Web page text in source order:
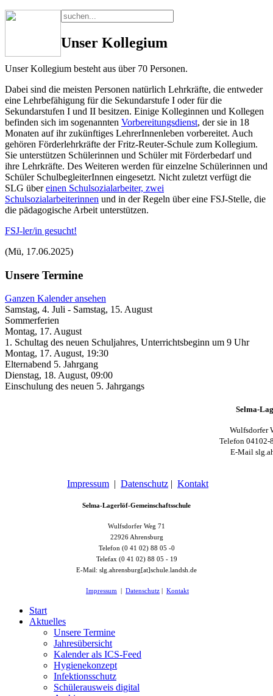
Unser Kollegium
Unser Kollegium besteht aus über 70 Personen.
Dabei sind die meisten Personen natürlich Lehrkräfte, die entweder
eine Lehrbefähigung für die Sekundarstufe I oder für die
Sekundarstufen I und II besitzen. Einige Kolleginnen und Kollegen
befinden sich im sogenannten Vorbereitungsdienst, der sie in 18
Monaten auf ihr zukünftiges LehrerInnenleben vorbereitet. Auch
gehören Förderlehrkräfte der Fritz-Reuter-Schule zum Kollegium.
Sie unterstützen Schülerinnen und Schüler mit Förderbedarf und
ihre Lehrkräfte. Des Weiteren werden für einzelne Schülerinnen und
Schüler SchulbegleiterInnen eingesetzt. Nicht zuletzt verfügt die
SLG übereinen Schulsozialarbeiter, zwei
Schulsozialarbeiterinnen und in der Regeln über eine FSJ-Stelle, die
die pädagogische Arbeit unterstützen.
FSJ-ler/in gesucht!
(Mü, 17.06.2025)
Unsere Termine
Ganzen Kalender ansehen
Samstag, 4. Juli - Samstag, 15. August
Sommerferien
Montag, 17. August
1. Schultag des neuen Schuljahres, Unterrichtsbeginn um 9 Uhr
Montag, 17. August, 19:30
Elternabend 5. Jahrgang
Dienstag, 18. August, 09:00
Einschulung des neuen 5. Jahrgangs
Selma-
Wulfsdorfer
Telefon 04102-
E-Mail
Impressum | Datenschutz | Kontakt
Selma-Lagerlöf-Gemeinschaftsschule
Wulfsdorfer Weg 71
22926 Ahrensburg
Telefon (0 41 02) 88 05 -0
Telefax (0 41 02) 88 05 - 19
E-Mail: slg.ahrensburg[at]schule.landsh.de
Impressum Datenschutz Kontakt
Start
Aktuelles
Unsere Termine
Jahresübersicht
Kalender als ICS-Feed
Hygienekonzept
Infektionsschutz
Schülerausweis digital